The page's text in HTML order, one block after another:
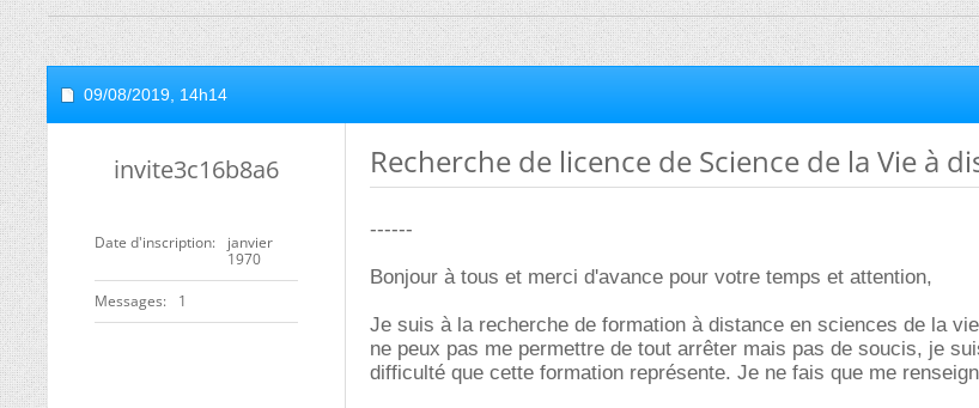
09/08/2019, 14h14
invite3c16b8a6
Date d'inscription
janvier
1970
Messages 1
Recherche de licence de Science de la Vie à
------
Bonjour à tous et merci d'avance pour votre temps et attention,
Je suis à la recherche de formation à distance en sciences de la
ne peux pas me permettre de tout arrêter mais pas de soucis, je
difficulté que cette formation représente. Je ne fais que me